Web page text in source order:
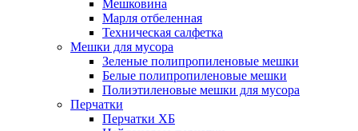
Мешковина
Марля отбеленная
Техническая салфетка
Мешки для мусора
Зеленые полипропиленовые мешки
Белые полипропиленовые мешки
Полиэтиленовые мешки для мусора
Перчатки
Перчатки ХБ